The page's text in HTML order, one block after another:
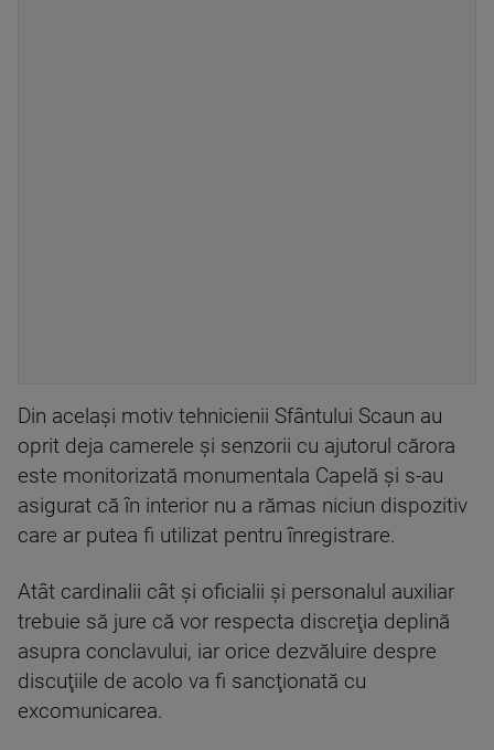
Din acelaşi motiv tehnicienii Sfântului Scaun au
oprit deja camerele şi senzorii cu ajutorul cărora
este monitorizată monumentala Capelă şi s-au
asigurat că în interior nu a rămas niciun dispozitiv
care ar putea fi utilizat pentru înregistrare.
Atât cardinalii cât şi oficialii şi personalul auxiliar
trebuie să jure că vor respecta discreţia deplină
asupra conclavului, iar orice dezvăluire despre
discuţiile de acolo va fi sancţionată cu
excomunicarea.